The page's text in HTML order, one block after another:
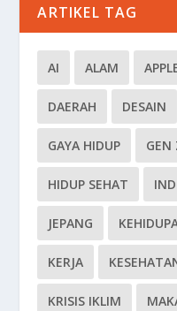
ARTIKEL TAG
AI ALAM
DAERAH DESAIN
GAYA HIDUP GEN
HIDUP SEHAT
JEPANG
KERJA
KRISIS IKLIM